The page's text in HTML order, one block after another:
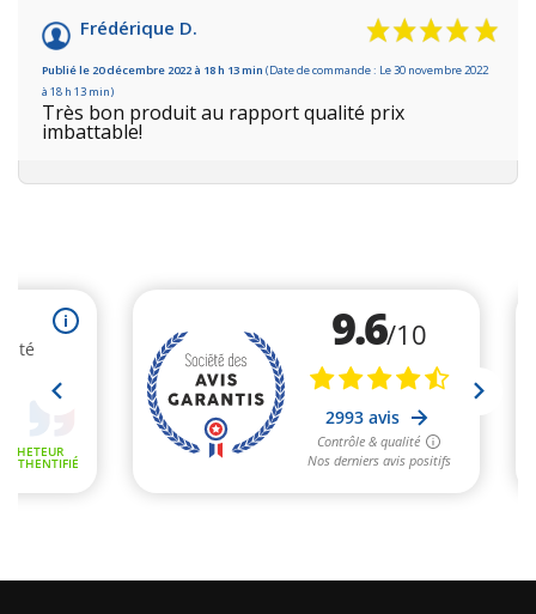
Frédérique D.
Publié le 20 décembre 2022 à 18 h 13 min (Date de commande : Le 30 novembre 2022
à 18 h 13 min)
Très bon produit au rapport qualité prix
imbattable!